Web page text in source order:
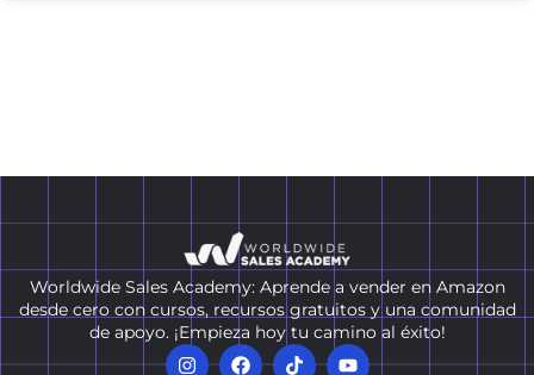
Worldwide Sales Academy: Aprende a vender en Amazon
desde cero con cursos, recursos gratuitos y una comunidad
de apoyo. ¡Empieza hoy tu camino al éxito!